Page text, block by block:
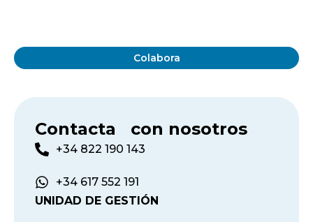
Colabora
Contacta con nosotros
+34 822 190 143
+34 617 552 191
UNIDAD DE GESTIÓN